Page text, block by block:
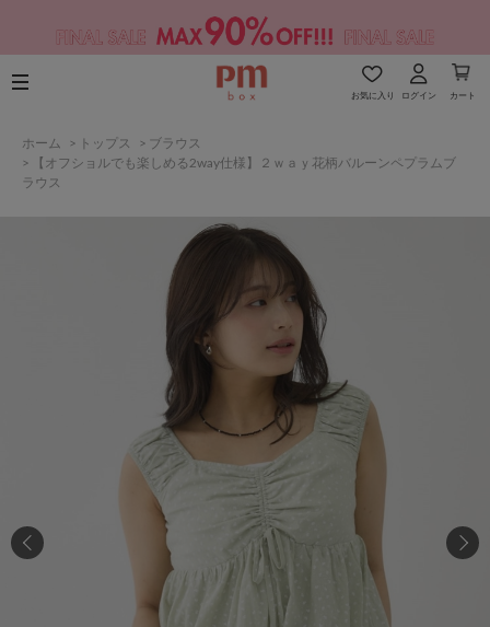
お気に入り ログイン カート
ホーム > トップス > ブラウス
>
【オフショルでも楽しめる2way仕様】２ｗａｙ花柄バルーンペプラムブ
ラウス